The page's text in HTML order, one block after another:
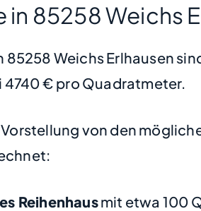
in 85258 Weichs
85258 Weichs Erlhausen
4740 € pro Quadratmeter.
Vorstellung von den
Reihenhausmit etwa 100